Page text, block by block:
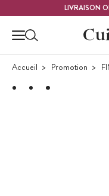
LIVRAISON
Accueil Promotion